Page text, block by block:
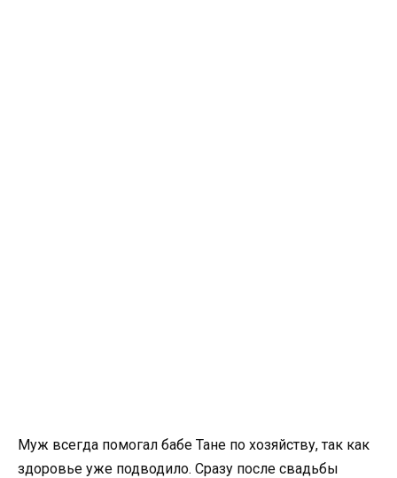
Муж всегда помогал бабе Тане по хозяйству, так как
здоровье уже подводило. Сразу после свадьбы